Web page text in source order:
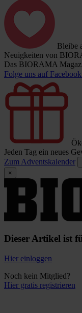
Bleibe
Neuigkeiten von
Das BIORAMA
Folge uns auf
Jeden Tag ein neues
Zum Adventskalender
×
Dieser Artikel ist
Hier einloggen
Noch kein Mitglied?
Hier gratis registrieren